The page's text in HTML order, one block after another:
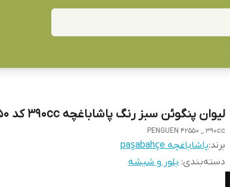
لیوان پنگوئن سبز رنگ پاشاباغچه 390cc کد 42550 پک ۴ عددی
PENGUEN 42550 _ 390cc
برند:پاشاباغچه paşabahçe
دسته‌بندی: بلور و شیشه